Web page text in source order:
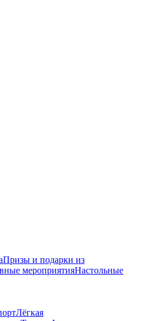
Призы и подарки из
мероприятияНастольные
Лёгкая